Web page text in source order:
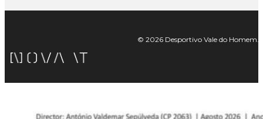
© 2026 Desportivo Vale do Homem.